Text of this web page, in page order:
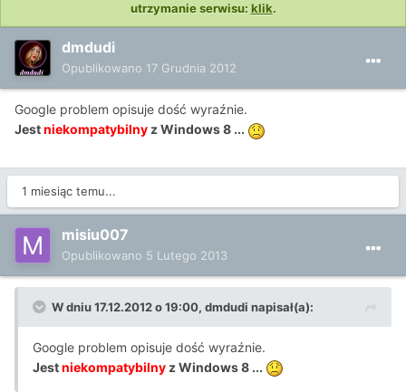
utrzymanie serwisu: klik.
dmdudi
Opublikowano 17 Grudnia 2012
Google problem opisuje dość wyraźnie.
Jestniekompatybilny z Windows 8 ...
1 miesiąc temu...
misiu007
Opublikowano 5 Lutego 2013
W dniu 17.12.2012 o 19:00, dmdudi napisał(a):
Google problem opisuje dość wyraźnie.
Jestniekompatybilny z Windows 8 ...